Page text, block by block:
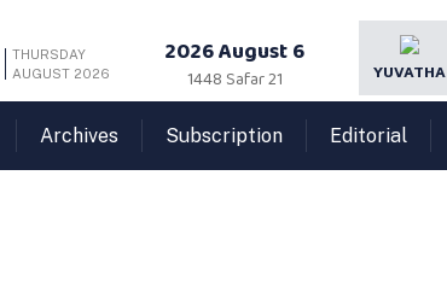
THURSDAY
AUGUST 2026
2026 August 6
1448 Safar 21 YUVATHA
Archives Subscription Editorial